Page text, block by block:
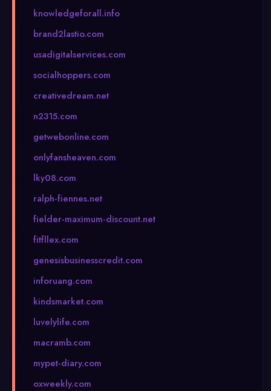
knowledgeforall.info
brand2lastio.com
usadigitalservices.com
socialhoppers.com
creativedream.net
n2315.com
getwebonline.com
onlyfansheaven.com
lky08.com
ralph-fiennes.net
fielder-maximum-discount.net
fitfllex.com
genesisbusinesscredit.com
inforuang.com
kindsmarket.com
luvelylife.com
macramb.com
mypet-diary.com
oxweekly.com